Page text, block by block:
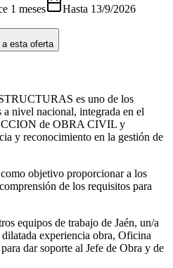
1 meses Hasta 13/9/2026
esta oferta
es uno de los
a nivel nacional, integrada en el
de OBRA CIVIL y
y reconocimiento en la gestión de
objetivo proporcionar a los
de los requisitos para
equipos de trabajo de Jaén, un/a
experiencia obra, Oficina
dar soporte al Jefe de Obra y de